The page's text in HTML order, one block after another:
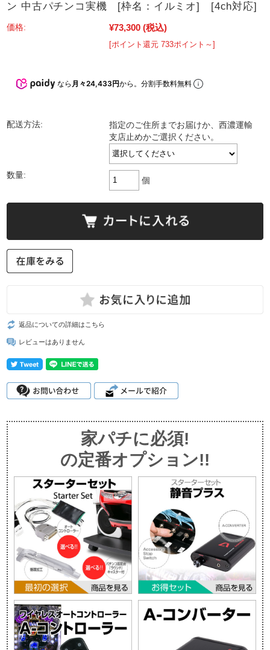
ン 中古パチンコ実機 [枠名：イルミオ] [4ch対応]
価格: ¥73,300 (税込)
[ポイント還元 733ポイント～]
なら 月々24,433円から。分割手数料無料
配送方法:
指定のご住所までお届けか、西濃運輸
支店止めかご選択ください。
数量:
個
返品についての詳細はこちら
レビューはありません
家パチに必須!
の定番オプション!!